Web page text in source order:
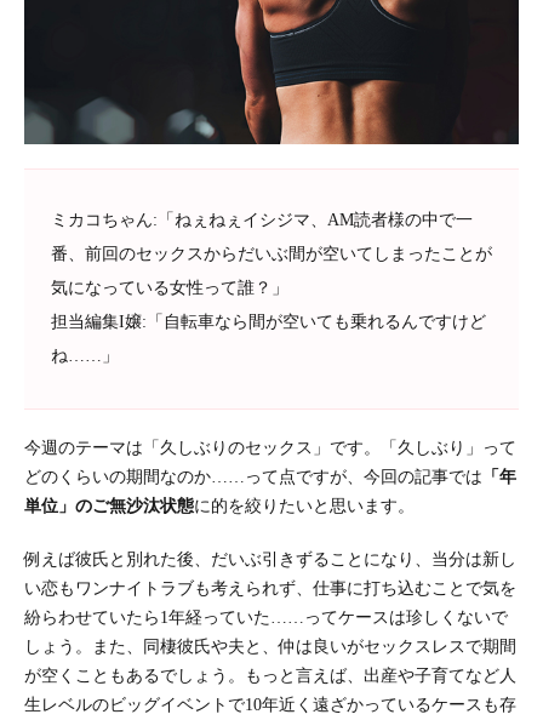
ミカコちゃん:「ねぇねぇイシジマ、AM読者様の中で一
番、前回のセックスからだいぶ間が空いてしまったことが
気になっている女性って誰？」
担当編集I嬢:「自転車なら間が空いても乗れるんですけど
ね……」
今週のテーマは「久しぶりのセックス」です。「久しぶり」って
どのくらいの期間なのか……って点ですが、今回の記事では 「年
単位」のご無沙汰状態に的を絞りたいと思います。
例えば彼氏と別れた後、だいぶ引きずることになり、当分は新し
い恋もワンナイトラブも考えられず、仕事に打ち込むことで気を
紛らわせていたら1年経っていた……ってケースは珍しくないで
しょう。また、同棲彼氏や夫と、仲は良いがセックスレスで期間
が空くこともあるでしょう。もっと言えば、出産や子育てなど人
生レベルのビッグイベントで10年近く遠ざかっているケースも存